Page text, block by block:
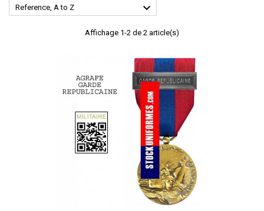
Reference, A to Z 
Affichage 1-2 de 2 article(s)